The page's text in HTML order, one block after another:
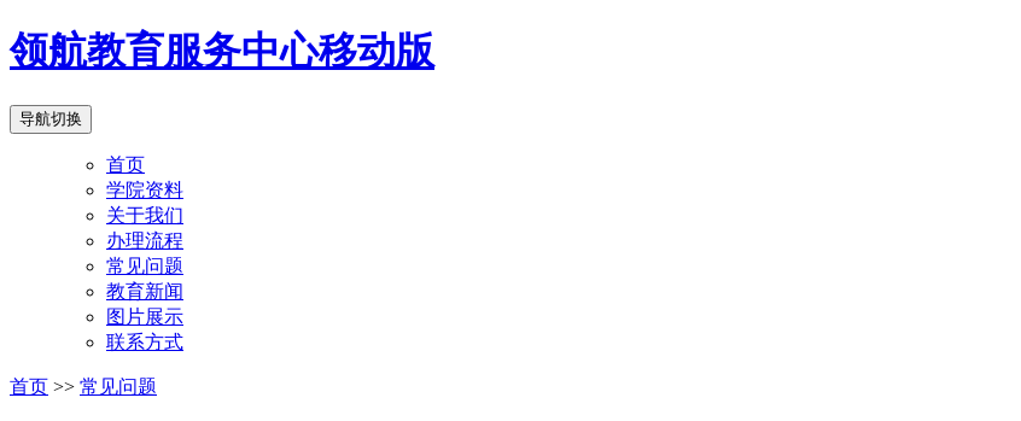
领航教育服务中心移动版
导航切换
首页
学院资料
关于我们
办理流程
常见问题
教育新闻
图片展示
联系方式
首页 >> 常见问题